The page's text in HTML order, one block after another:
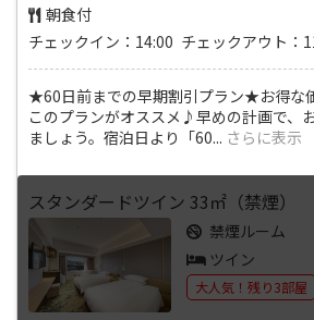
朝食付
チェックイン：14:00 チェックアウト：
★60日前までの早期割引プラン★お得な
このプランがオススメ♪早めの計画で、
ましょう。宿泊日より「60... さらに表示
スタンダードツイン 33㎡（禁煙）
禁煙ルーム
ツイン
大人気！残り3部屋